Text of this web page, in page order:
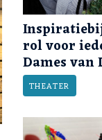
rol voor
Dames van
THEATER